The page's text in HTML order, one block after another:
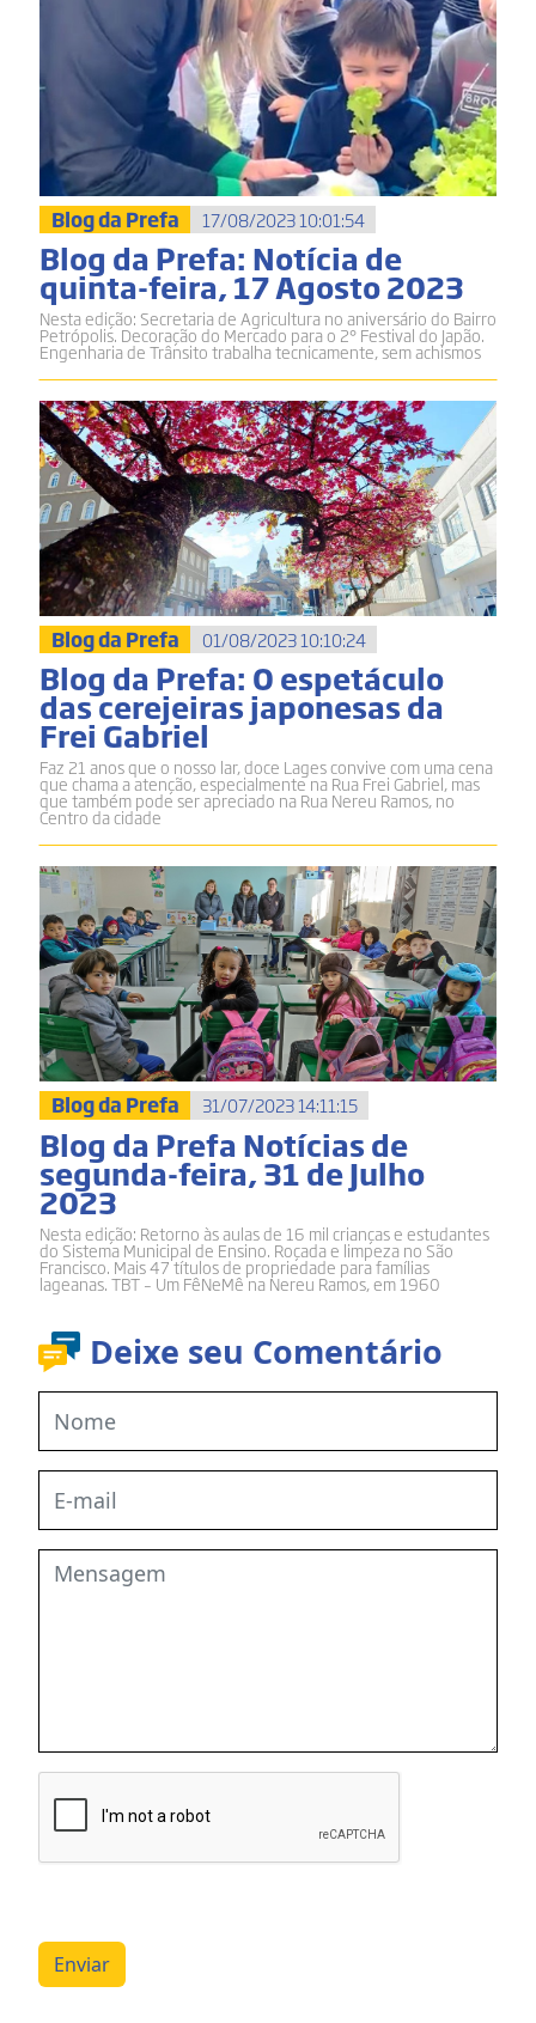
Deixe seu Comentário
Enviar
Blog da Prefa 17/08/2023 10:01:54
Blog da Prefa: Notícia de
quinta-feira, 17 Agosto 2023
Nesta edição: Secretaria de Agricultura no aniversário do Bairro
Petrópolis. Decoração do Mercado para o 2° Festival do Japão.
Engenharia de Trânsito trabalha tecnicamente, sem achismos
Blog da Prefa 01/08/2023 10:10:24
Blog da Prefa: O espetáculo
das cerejeiras japonesas da
Frei Gabriel
Faz 21 anos que o nosso lar, doce Lages convive com uma cena
que chama a atenção, especialmente na Rua Frei Gabriel, mas
que também pode ser apreciado na Rua Nereu Ramos, no
Centro da cidade
Blog da Prefa 31/07/2023 14:11:15
Blog da Prefa Notícias de
segunda-feira, 31 de Julho
2023
Nesta edição: Retorno às aulas de 16 mil crianças e estudantes
do Sistema Municipal de Ensino. Roçada e limpeza no São
Francisco. Mais 47 títulos de propriedade para famílias
lageanas. TBT – Um FêNeMê na Nereu Ramos, em 1960